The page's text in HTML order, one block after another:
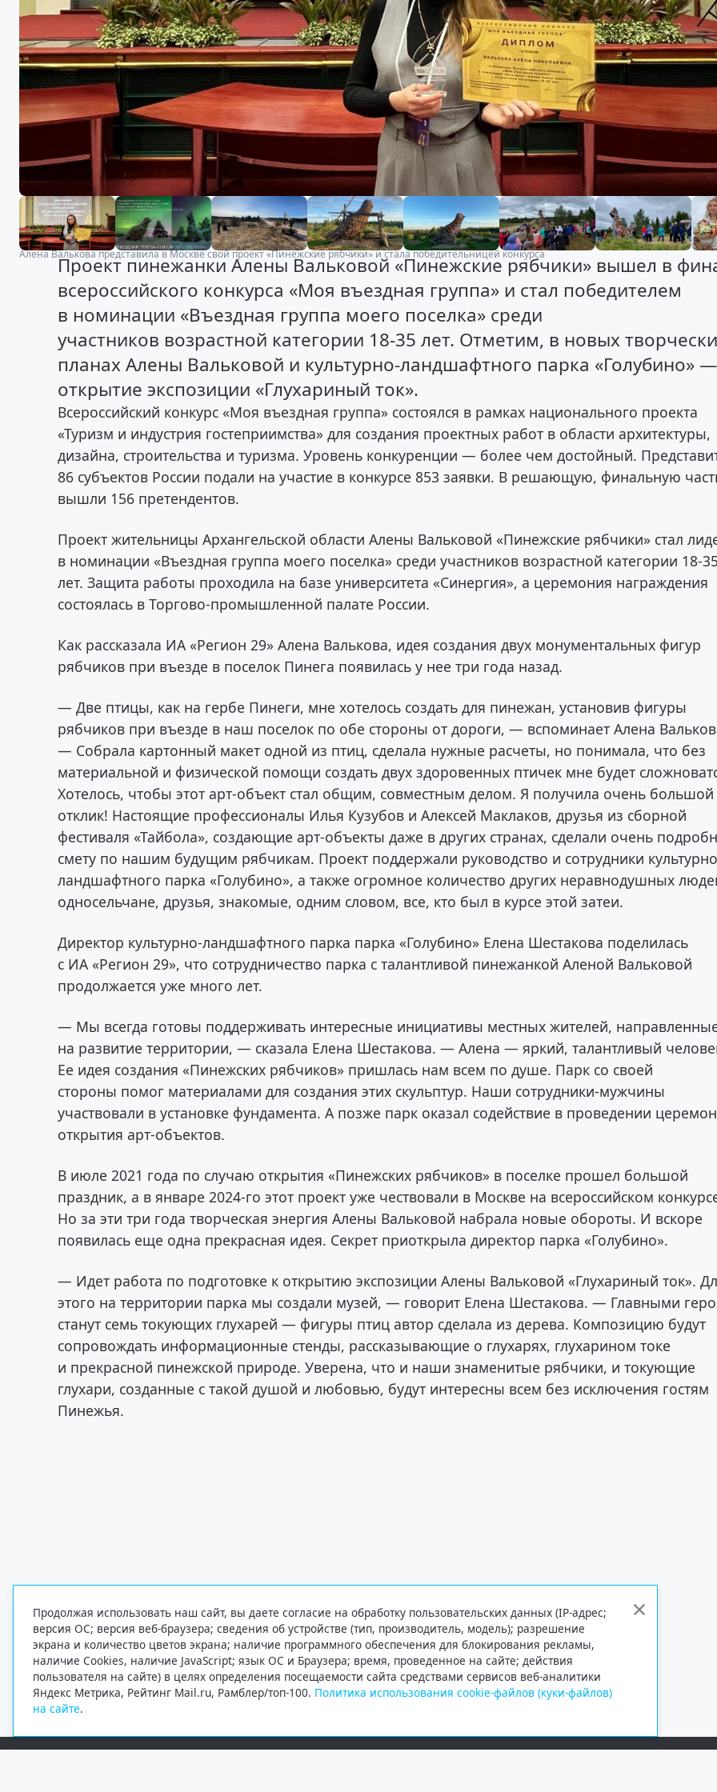
Алена Валькова представила в Москве свой проект «Пинежские рябчики» и стала победительницей конкурса
Проект пинежанки Алены Вальковой «Пинежские рябчики» вышел в
всероссийского конкурса «Моя въездная группа» и стал победителем
в номинации «Въездная группа моего поселка» среди
участников возрастной категории 18-35 лет. Отметим, в новых
планах Алены Вальковой и культурно-ландшафтного парка «Голубино» —
открытие экспозиции «Глухариный ток».
Всероссийский конкурс «Моя въездная группа» состоялся в рамках национального проекта
«Туризм и индустрия гостеприимства» для создания проектных работ в области архитектуры,
дизайна, строительства и туризма. Уровень конкуренции — более чем достойный.
86 субъектов России подали на участие в конкурсе 853 заявки. В решающую, финальную
вышли 156 претендентов.
Проект жительницы Архангельской области Алены Вальковой «Пинежские рябчики» стал
в номинации «Въездная группа моего поселка» среди участников возрастной категории 18-35
лет. Защита работы проходила на базе университета «Синергия», а церемония награждения
состоялась в Торгово-промышленной палате России.
Как рассказала ИА «Регион 29» Алена Валькова, идея создания двух монументальных фигур
рябчиков при въезде в поселок Пинега появилась у нее три года назад.
— Две птицы, как на гербе Пинеги, мне хотелось создать для пинежан, установив фигуры
рябчиков при въезде в наш поселок по обе стороны от дороги, — вспоминает Алена
— Собрала картонный макет одной из птиц, сделала нужные расчеты, но понимала, что без
материальной и физической помощи создать двух здоровенных птичек мне будет
Хотелось, чтобы этот арт-объект стал общим, совместным делом. Я получила очень большой
отклик! Настоящие профессионалы Илья Кузубов и Алексей Маклаков, друзья из сборной
фестиваля «Тайбола», создающие арт-объекты даже в других странах, сделали очень
смету по нашим будущим рябчикам. Проект поддержали руководство и сотрудники
ландшафтного парка «Голубино», а также огромное количество других неравнодушных
односельчане, друзья, знакомые, одним словом, все, кто был в курсе этой затеи.
Директор культурно-ландшафтного парка парка «Голубино» Елена Шестакова поделилась
с ИА «Регион 29», что сотрудничество парка с талантливой пинежанкой Аленой Вальковой
продолжается уже много лет.
— Мы всегда готовы поддерживать интересные инициативы местных жителей,
на развитие территории, — сказала Елена Шестакова. — Алена — яркий, талантливый
Ее идея создания «Пинежских рябчиков» пришлась нам всем по душе. Парк со своей
стороны помог материалами для создания этих скульптур. Наши сотрудники-мужчины
участвовали в установке фундамента. А позже парк оказал содействие в проведении
открытия арт-объектов.
В июле 2021 года по случаю открытия «Пинежских рябчиков» в поселке прошел большой
праздник, а в январе 2024-го этот проект уже чествовали в Москве на всероссийском
Но за эти три года творческая энергия Алены Вальковой набрала новые обороты. И вскоре
появилась еще одна прекрасная идея. Секрет приоткрыла директор парка «Голубино».
— Идет работа по подготовке к открытию экспозиции Алены Вальковой «Глухариный ток».
этого на территории парка мы создали музей, — говорит Елена Шестакова. — Главными
станут семь токующих глухарей — фигуры птиц автор сделала из дерева. Композицию будут
сопровождать информационные стенды, рассказывающие о глухарях, глухарином токе
и прекрасной пинежской природе. Уверена, что и наши знаменитые рябчики, и токующие
глухари, созданные с такой душой и любовью, будут интересны всем без исключения гостям
Пинежья.
Продолжая использовать наш сайт, вы даете согласие на обработку пользовательских данных (IP-адрес;
версия ОС; версия веб-браузера; сведения об устройстве (тип, производитель, модель); разрешение
экрана и количество цветов экрана; наличие программного обеспечения для блокирования рекламы,
наличие Cookies, наличие JavaScript; язык ОС и Браузера; время, проведенное на сайте; действия
пользователя на сайте) в целях определения посещаемости сайта средствами сервисов веб-аналитики
Яндекс Метрика, Рейтинг Mail.ru, Рамблер/топ-100. Политика использования cookie-файлов (куки-файлов)
на сайте.